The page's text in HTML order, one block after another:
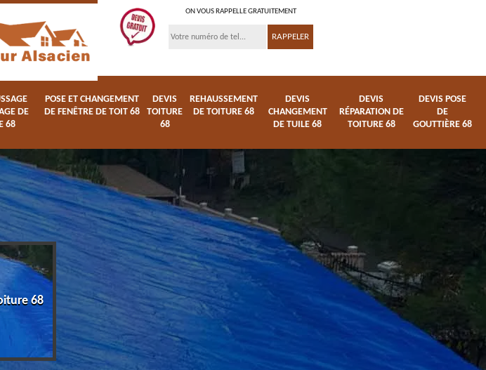
ON VOUS RAPPELLE GRATUITEMENT
DE
68
POSE ET CHANGEMENT
DE FENÊTRE DE TOIT 68
DEVIS
TOITURE
68
REHAUSSEMENT
DE TOITURE 68
DEVIS
CHANGEMENT
DE TUILE 68
DEVIS
RÉPARATION DE
TOITURE 68
DEVIS POSE
DE
GOUTTIÈRE 68
68
Devis fuite de toiture
Entreprise de toiture
Démoussage
nettoyage de tuile 68